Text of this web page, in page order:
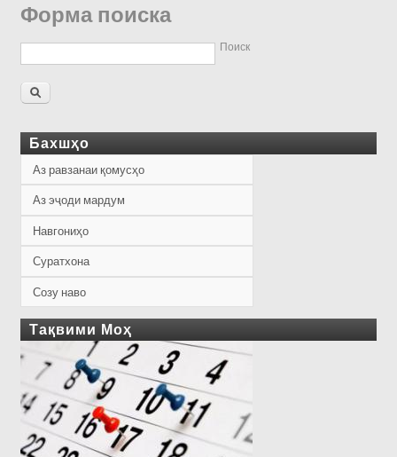
Форма поиска
Поиск
Бахшҳо
Аз равзанаи қомусҳо
Аз эҷоди мардум
Навгониҳо
Суратхона
Созу наво
Тақвими Моҳ